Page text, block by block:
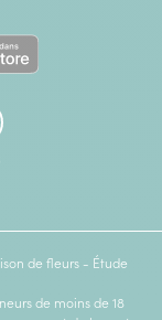
de fleurs - Étude
de moins de 18